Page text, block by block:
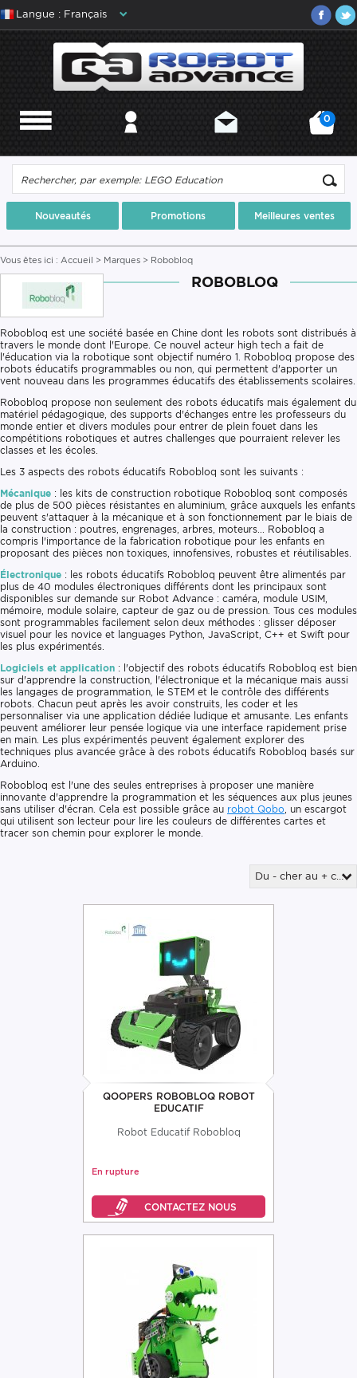
Langue : Français
0
Nouveautés Promotions Meilleures ventes
Vous êtes ici : Accueil > Marques > Robobloq
ROBOBLOQ
Robobloq est une société basée en Chine dont les robots sont distribués à
travers le monde dont l'Europe. Ce nouvel acteur high tech a fait de
l'éducation via la robotique sont objectif numéro 1. Robobloq propose des
robots éducatifs programmables ou non, qui permettent d'apporter un
vent nouveau dans les programmes éducatifs des établissements scolaires.
Robobloq propose non seulement des robots éducatifs mais également du
matériel pédagogique, des supports d'échanges entre les professeurs du
monde entier et divers modules pour entrer de plein fouet dans les
compétitions robotiques et autres challenges que pourraient relever les
classes et les écoles.
Les 3 aspects des robots éducatifs Robobloq sont les suivants :
Mécanique : les kits de construction robotique Robobloq sont composés
de plus de 500 pièces résistantes en aluminium, grâce auxquels les enfants
peuvent s'attaquer à la mécanique et à son fonctionnement par le biais de
la construction : poutres, engrenages, arbres, moteurs... Robobloq a
compris l'importance de la fabrication robotique pour les enfants en
proposant des pièces non toxiques, innofensives, robustes et réutilisables.
Électronique : les robots éducatifs Robobloq peuvent être alimentés par
plus de 40 modules électroniques différents dont les principaux sont
disponibles sur demande sur Robot Advance : caméra, module USIM,
mémoire, module solaire, capteur de gaz ou de pression. Tous ces modules
sont programmables facilement selon deux méthodes : glisser déposer
visuel pour les novice et languages Python, JavaScript, C++ et Swift pour
les plus expérimentés.
Logiciels et application : l'objectif des robots éducatifs Robobloq est bien
sur d'apprendre la construction, l'électronique et la mécanique mais aussi
les langages de programmation, le STEM et le contrôle des différents
robots. Chacun peut après les avoir construits, les coder et les
personnaliser via une application dédiée ludique et amusante. Les enfants
peuvent améliorer leur pensée logique via une interface rapidement prise
en main. Les plus expérimentés peuvent également explorer des
techniques plus avancée grâce à des robots éducatifs Robobloq basés sur
Arduino.
Robobloq est l'une des seules entreprises à proposer une manière
innovante d'apprendre la programmation et les séquences aux plus jeunes
sans utiliser d'écran. Cela est possible grâce au robot Qobo , un escargot
qui utilisent son lecteur pour lire les couleurs de différentes cartes et
tracer son chemin pour explorer le monde.
Du - cher au + cher
QOOPERS ROBOBLOQ ROBOT
EDUCATIF
Robot Educatif Robobloq
En rupture